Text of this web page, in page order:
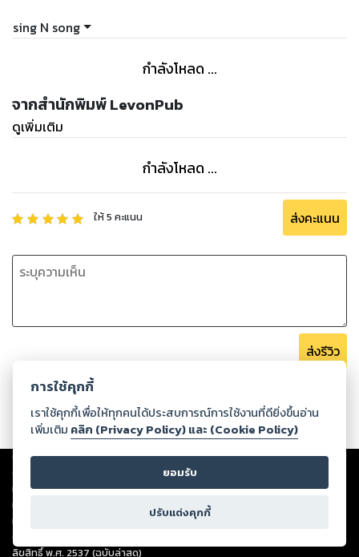
ใช่เปลี่ยนแปลงไปเพราะมี ‘ใคร’ เข้ามาเป็นตัวแปรเช่นกันหรือไม่
sing N song
กำลังโหลด ...
จากสำนักพิมพ์ LevonPub
ดูเพิ่มเติม
กำลังโหลด ...
ให้5 คะแนน ส่งคะแนน
ส่งรีวิว
Copyright ©2026Storylog Co., Ltd. - สตอรี่ล็อกขอสงวนสิทธิ์ไม่รับผิดชอบ
ต่อผลงานหรือเนื้อหาใดที่อัปโหลดผ่านเว็บไซต์และปรากฏว่าละเมิดสิทธิใน
ทรัพย์สินทางปัญญาของบุคคลอื่นหรือขัดต่อกฎหมายและศีลธรรม ดังนั้น ผู้อ่าน
ทุกท่านโปรดใช้วิจารณญาณในการกลั่นกรองด้วยตนเอง และหากท่านพบว่าส่วน
หนึ่งส่วนใดขัดต่อกฎหมายและศีลธรรม กรุณาแจ้งมายังบริษัท เพื่อทีมงานจะได้
ดำเนินการในทันที ทั้งนี้ ทางสตอรี่ล็อกขอสงวนลิขสิทธิ์ตามพระราชบัญญัติ
ลิขสิทธิ์ พ.ศ. 2537 (ฉบับล่าสุด)
การใช้คุกกี้
เราใช้คุกกี้เพื่อให้ทุกคนได้ประสบการณ์การใช้งานที่ดียิ่งขึ้นอ่าน
เพิ่มเติม คลิก (Privacy Policy) และ (Cookie Policy)
ยอมรับ
ปรับแต่งคุกกี้